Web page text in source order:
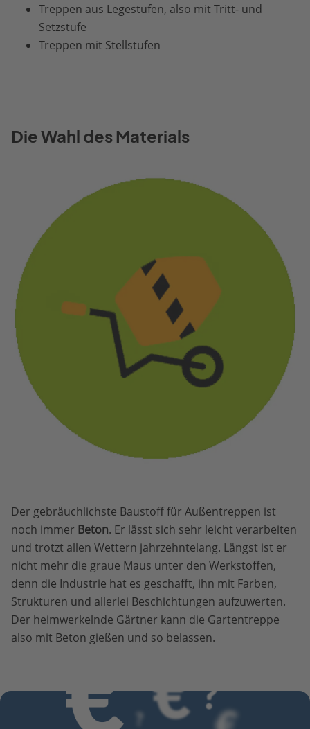
Treppen aus Legestufen, also mit Tritt- und
Setzstufe
Treppen mit Stellstufen
Die Wahl des Materials
Der gebräuchlichste Baustoff für Außentreppen ist
noch immer Beton. Er lässt sich sehr leicht verarbeiten
und trotzt allen Wettern jahrzehntelang. Längst ist er
nicht mehr die graue Maus unter den Werkstoffen,
denn die Industrie hat es geschafft, ihn mit Farben,
Strukturen und allerlei Beschichtungen aufzuwerten.
Der heimwerkelnde Gärtner kann die Gartentreppe
also mit Beton gießen und so belassen.